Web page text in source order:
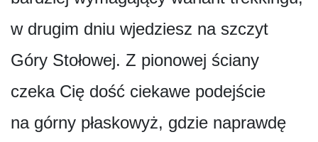
w drugim dniu wjedziesz na szczyt
Góry Stołowej. Z pionowej ściany
czeka Cię dość ciekawe podejście
na górny płaskowyż, gdzie naprawdę